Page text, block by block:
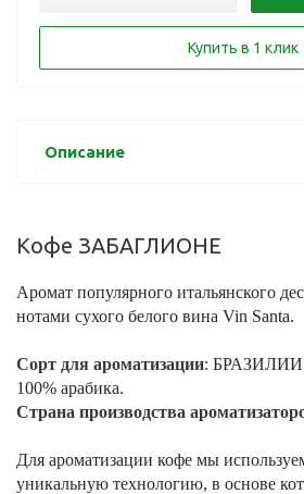
Купить в 1 клик
Описание
Кофе ЗАБАГЛИОНЕ
Аромат популярного итальянского
нотами сухого белого вина Vin Santa.
Сорт для ароматизации:
100% арабика.
Страна производства
Для ароматизации кофе мы
уникальную технологию, в основе